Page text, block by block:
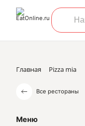
Главная Pizza mia
Все рестораны
Меню